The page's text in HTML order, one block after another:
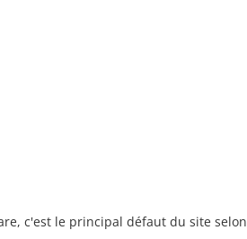
c'est le principal défaut du site selon